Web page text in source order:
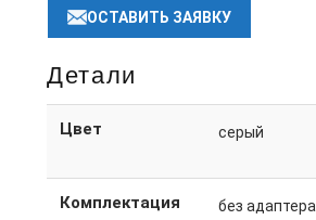
ОСТАВИТЬ ЗАЯВКУ
Детали
Цвет серый
Комплектация без адаптера